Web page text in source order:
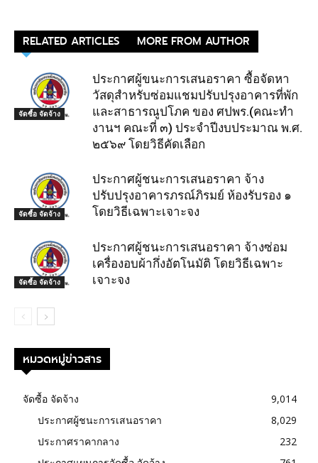
RELATED ARTICLES MORE FROM AUTHOR
จัดซื้อ จัดจ้าง
ประกาศผู้ขนะการเสนอราคา ซื้อจัดหา
วัสดุสำหรับซ่อมแชมปรับปรุงอาคารที่พัก
และสาธารณูปโภค ของ ศปพร.(คณะทำ
งานฯ คณะที่ ๓) ประจำปีงบประมาณ พ.ศ.
๒๕๖๙ โดยวิธีคัดเลือก
จัดซื้อ จัดจ้าง
ประกาศผู้ชนะการเสนอราคา จ้าง
ปรับปรุงอาคารภรณ์ภิรมย์ ห้องรับรอง ๑
โดยวิธีเฉพาะเจาะจง
จัดซื้อ จัดจ้าง
ประกาศผู้ชนะการเสนอราคา จ้างซ่อม
เครื่องอบผ้ากึ่งอัตโนมัติ โดยวิธีเฉพาะ
เจาะจง
หมวดหมู่ข่าวสาร
จัดซื้อ จัดจ้าง
9,014
ประกาศผู้ชนะการเสนอราคา
8,029
ประกาศราคากลาง
232